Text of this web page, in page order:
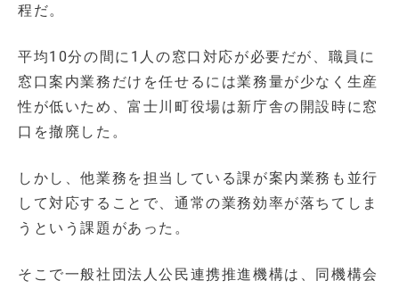
程だ。
平均10分の間に1人の窓口対応が必要だが、職員に
窓口案内業務だけを任せるには業務量が少なく生産
性が低いため、富士川町役場は新庁舎の開設時に窓
口を撤廃した。
しかし、他業務を担当している課が案内業務も並行
して対応することで、通常の業務効率が落ちてしま
うという課題があった。
そこで一般社団法人公民連携推進機構は、同機構会